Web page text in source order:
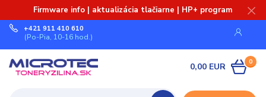
Firmware info | aktualizácia tlačiarne | HP+ program
+421 911 410 610
(Po-Pia, 10-16 hod.)
0
0,00 EUR